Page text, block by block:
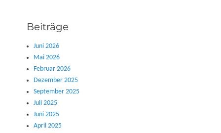
Beiträge
Juni 2026
Mai 2026
Februar 2026
Dezember 2025
September 2025
Juli 2025
Juni 2025
April 2025